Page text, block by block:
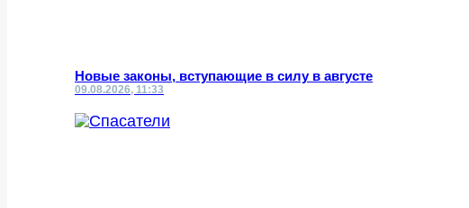
Новые законы, вступающие в силу в августе
09.08.2026, 11:33